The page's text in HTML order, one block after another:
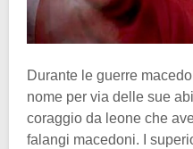
Durante le guerre
nome per via delle sue
coraggio da leone che
falangi macedoni. I